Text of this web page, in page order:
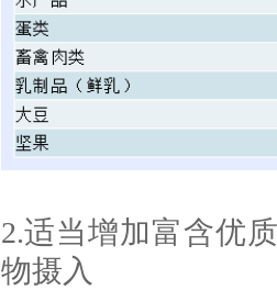
2.适当增加富含优
物摄入